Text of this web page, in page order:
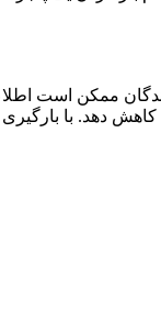
ممکن است
دهد. با